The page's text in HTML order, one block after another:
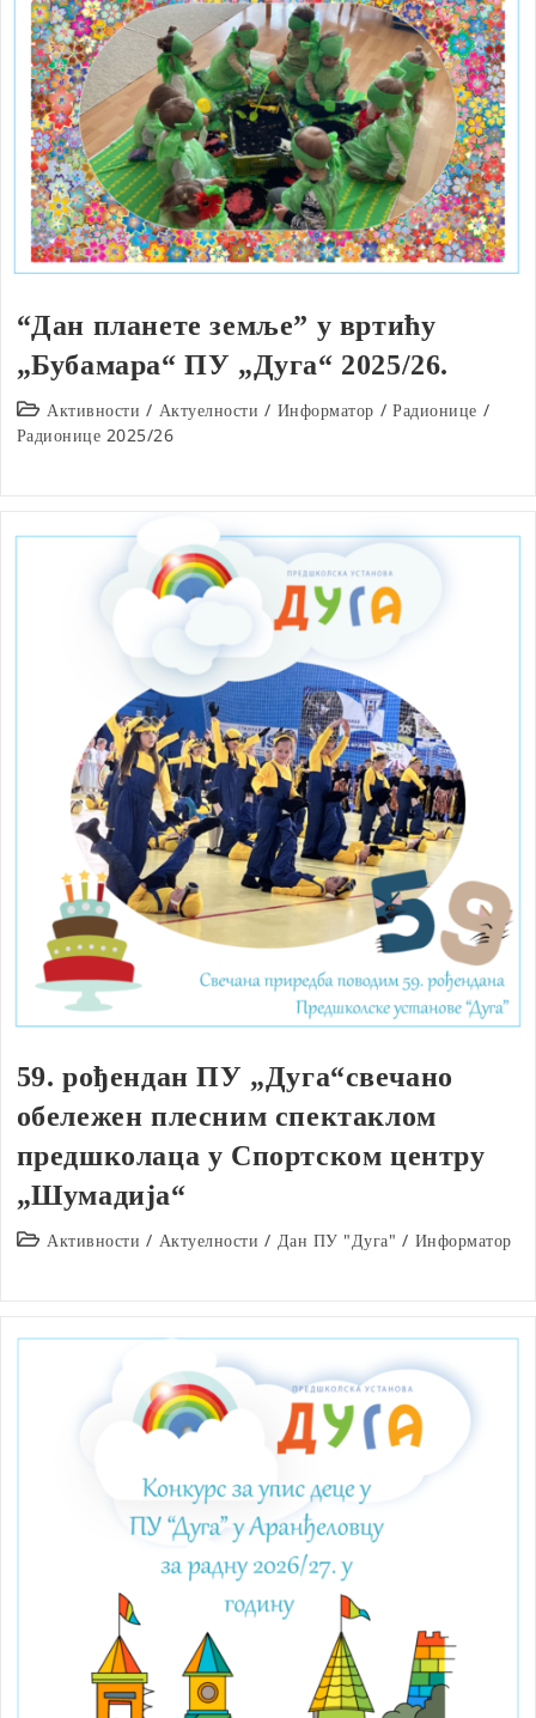
“Дан планете земље” у вртићу
„Бубамара“ ПУ „Дуга“ 2025/26.
Post
category:
Активности / Актуелности / Информатор / Радионице /
Радионице 2025/26
59. рођендан ПУ „Дуга“свечано
обележен плесним спектаклом
предшколаца у Спортском центру
„Шумадија“
PostАктивности / Актуелности / Дан ПУ "Дуга" / Информатор